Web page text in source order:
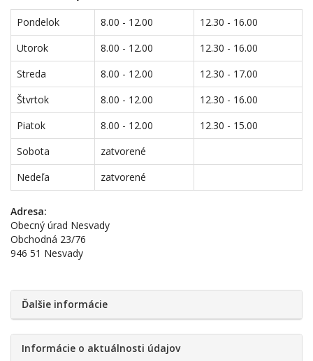
Pondelok 8.00 - 12.00
12.30 - 16.00
Utorok
8.00 - 12.00
12.30 - 16.00
Streda
8.00 - 12.00
12.30 - 17.00
Štvrtok
8.00 - 12.00
12.30 - 16.00
Piatok
8.00 - 12.00
12.30 - 15.00
Sobota
zatvorené
Nedeľa
zatvorené
Adresa:
Obecný úrad Nesvady
Obchodná 23/76
946 51 Nesvady
Ďalšie informácie
Informácie o aktuálnosti údajov